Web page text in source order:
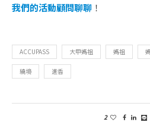
我們的活動顧問聊聊 ！
ACCUPASS 大甲媽祖 媽祖
繞境 進香
2